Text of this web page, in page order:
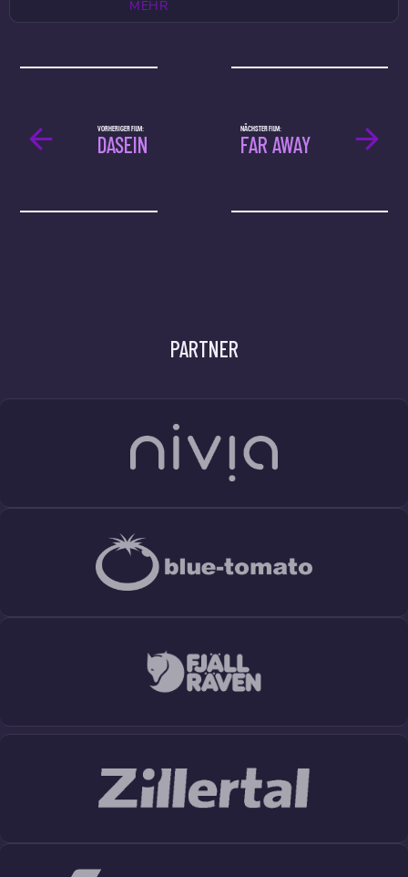
MEHR
NÄCHSTER FILM:
FAR AWAY
VORHERIGER FILM:
DASEIN
PARTNER